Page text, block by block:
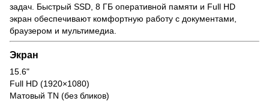
задач. Быстрый SSD, 8 ГБ оперативной памяти и Full HD
экран обеспечивают комфортную работу с документами,
браузером и мультимедиа.
Экран
15.6"
Full HD (1920×1080)
Матовый TN (без бликов)